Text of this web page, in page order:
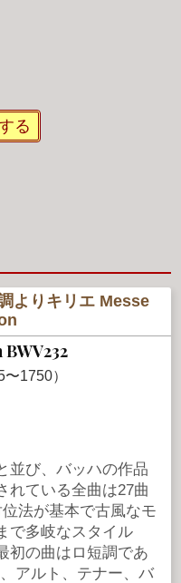
る
よりキリエ Messe
1750）
並び、バッハの作品
れている全曲は27曲
法が基本で古風なモ
で多岐なスタイル
初の曲はロ短調であ
アルト、テナー、バ